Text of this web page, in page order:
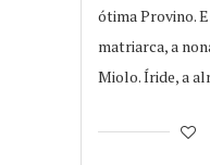
ótima Provino.
matriarca, a
Miolo. Íride, a